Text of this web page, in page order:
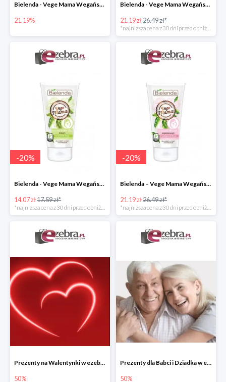
Bielenda - Vege Mama Wegański balsam natłuszczający na brzuch
21.19%
Bielenda - Vege Mama Wegańskie serum wzmacniające przeciw rozstępom
21.19 zł26.49 zł*
*najniższa cena z 30 dni przed obniżką
-20%
Bielenda - Vege Mama Wegański kojący krem-żel na ociężałe nogi
14.07 zł17.59 zł*
-20%
Bielenda – Vege Mama Wegańskie serum ujędrniające do pielęgnacji biustu
21.19 zł26.49 zł*
Prezenty na Walentynki w ezebra.pl do -50%
50%
Prezenty dla Babci i Dziadka w ezebra.pl do -50%
50%